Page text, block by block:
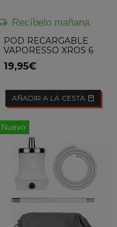
Recíbelo mañana
POD RECARGABLE
VAPORESSO XROS 6
MINI
19,95€
AÑADIR A LA CESTA
Nuevo